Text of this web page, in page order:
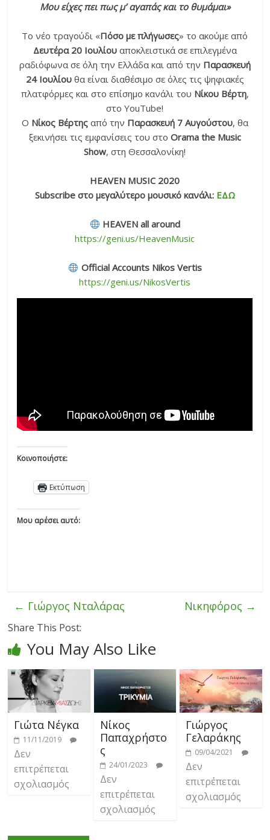
Μου είχες πει πως μ’ αγαπάς και το θυμάμαι»
Το νέο τραγούδι «Πόσο με πλήγωσες» το ακούμε από
Δευτέρα 20 Ιουλίουαποκλειστικά σε επιλεγμένα
ραδιόφωνα σε όλη την Ελλάδα και από την Παρασκευή
24 Ιουλίουθα είναι διαθέσιμο σε όλες τις ψηφιακές
πλατφόρμες και στο επίσημο κανάλι του Νίκου Βέρτη,
στο YouTube!
O Νίκος Βέρτηςαπό την Παρασκευή 7 Αυγούστου, θα
ξεκινήσει τις εμφανίσεις του στο Orama the Music
Show, στη Θεσσαλονίκη!
HEAVEN MUSIC 2020
Subscribe στο μεγαλύτερο μουσικό κανάλι: ΕΔΩ
HEAVEN all around
https://geni.us/HeavenMusic
Official Accounts Nikos Vertis
https://geni.us/NikosVertis
Κοινοποιήστε:
Εκτύπωση
Μου αρέσει αυτό:
← Γιώργος Νταλάρας Νικηφόρος →
Share This Post:
You May Also Like
Γιώτα Νέγκα
11/11/2019
Δεν
επιτρέπεται
σχολιασμός
Νίκος
Παπαχρήστο
ς
24/01/2023
Δεν
επιτρέπεται
σχολιασμός
Γιώργος
Γελαράκης
09/04/2021
Δεν
επιτρέπεται
σχολιασμός